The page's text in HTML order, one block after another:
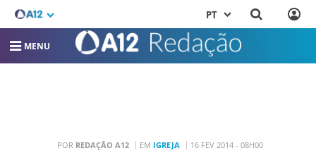
PT
MENU
POR REDAÇÃO A12 EM IGREJA 16 FEV 2014 - 08H00